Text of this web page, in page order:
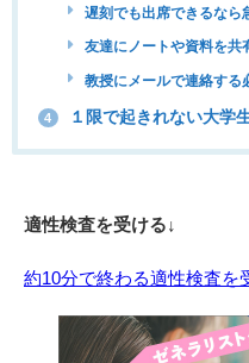
遅刻でも出席できるなら
友達にノートや資料を共
教授にメールで連絡する
4 １限で起きれない大学
適性検査を受ける↓
約10分で終わる適性検査を